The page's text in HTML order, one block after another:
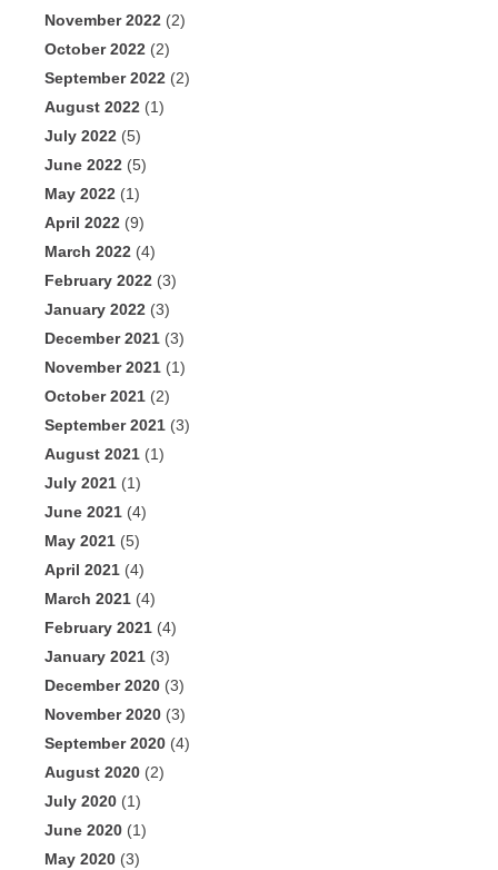
November 2022 (2)
October 2022 (2)
September 2022 (2)
August 2022 (1)
July 2022 (5)
June 2022 (5)
May 2022 (1)
April 2022 (9)
March 2022 (4)
February 2022 (3)
January 2022 (3)
December 2021 (3)
November 2021 (1)
October 2021 (2)
September 2021 (3)
August 2021 (1)
July 2021 (1)
June 2021 (4)
May 2021 (5)
April 2021 (4)
March 2021 (4)
February 2021 (4)
January 2021 (3)
December 2020 (3)
November 2020 (3)
September 2020 (4)
August 2020 (2)
July 2020 (1)
June 2020 (1)
May 2020 (3)